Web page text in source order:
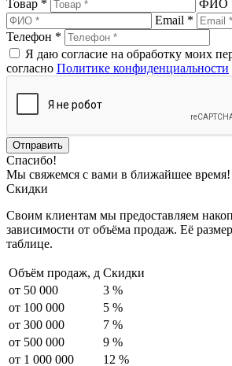
Товар *
ФИО
Email *
Телефон *
Я даю согласие на обработку моих
согласно Политике конфиденциальности
Спасибо!
Мы свяжемся с вами в ближайшее время!
Скидки
Своим клиентам мы предоставляем
зависимости от объёма продаж. Её
таблице.
Объём продаж, д Скидки
от 50 000
3 %
от 100 000
5 %
от 300 000
7 %
от 500 000
9 %
от 1 000 000
12 %